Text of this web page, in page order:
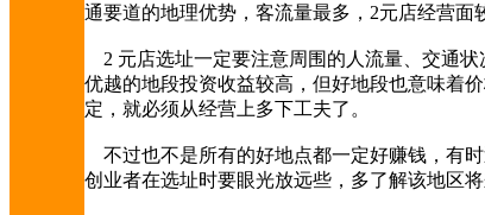
通要道的地理优势，客流量最多，2元店经营面
2 元店选址一定要注意周围的人流量、交通
优越的地段投资收益较高，但好地段也意味着
定，就必须从经营上多下工夫了。
不过也不是所有的好地点都一定好赚钱，有
创业者在选址时要眼光放远些，多了解该地区